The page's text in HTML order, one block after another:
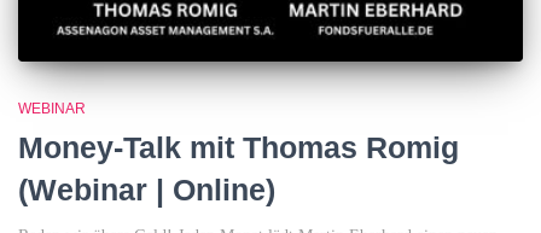
WEBINAR
Money-Talk mit Thomas Romig
(Webinar | Online)